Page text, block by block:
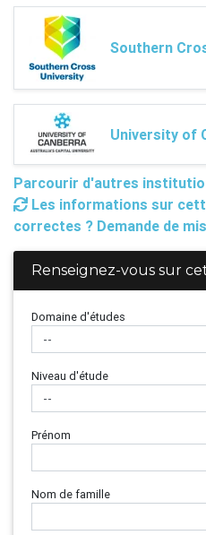
Southern
University of
Parcourir d'autres
Les informations sur
correctes ? Demande de
Renseignez-vous sur
Domaine d'études
Niveau d'étude
Prénom
Nom de famille